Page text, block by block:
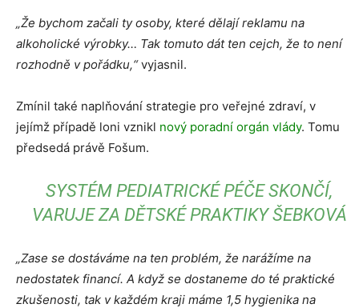
„Že bychom začali ty osoby, které dělají reklamu na
alkoholické výrobky… Tak tomuto dát ten cejch, že to není
rozhodně v pořádku,“vyjasnil.
Zmínil také naplňování strategie pro veřejné zdraví, v
jejímž případě loni vznikl nový poradní orgán vlády. Tomu
předsedá právě Fošum.
SYSTÉM PEDIATRICKÉ PÉČE SKONČÍ,
VARUJE ZA DĚTSKÉ PRAKTIKY ŠEBKOVÁ
„Zase se dostáváme na ten problém, že narážíme na
nedostatek financí. A když se dostaneme do té praktické
zkušenosti, tak v každém kraji máme 1,5 hygienika na